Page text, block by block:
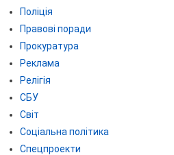
Поліція
Правові поради
Прокуратура
Реклама
Релігія
СБУ
Світ
Соціальна політика
Спецпроекти